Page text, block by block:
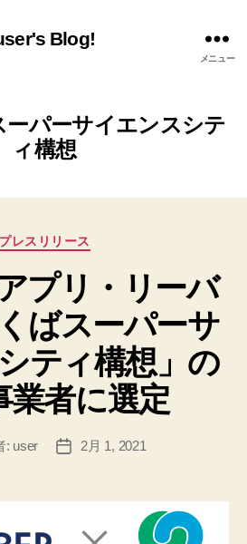
Blog!
メニュー
ーパーサイエンスシテ
ィ構想
カ
ゴ
リ
ー
プレスリリース
プリ・リーバ
ばスーパーサ
ティ構想」の
業者に選定
: user
投
2月 1, 2021